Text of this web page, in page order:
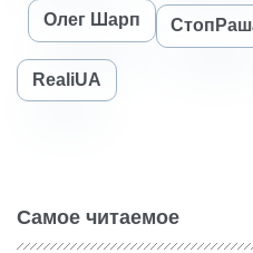
Олег Шарп
RealiUA
Самое читаемое